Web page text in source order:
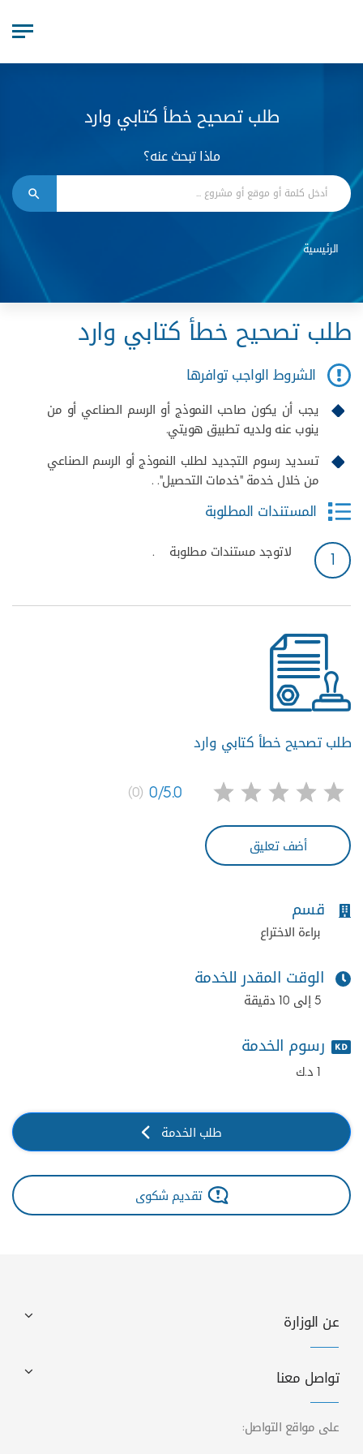
طلب تصحيح خطأ كتابي وارد
ماذا تبحث عنه؟
الرئيسية
طلب تصحيح خطأ كتابي وارد
الشروط الواجب توافرها
يجب أن يكون صاحب النموذج أو الرسم الصناعي أو من
ينوب عنه ولديه تطبيق هويتي.
تسديد رسوم التجديد لطلب النموذج أو الرسم الصناعي
من خلال خدمة "خدمات التحصيل". .
المستندات المطلوبة
1 لاتوجد مستندات مطلوبة .
طلب تصحيح خطأ كتابي وارد
0/5.0
(0)
أضف تعليق
قسم
براءة الاختراع
الوقت المقدر للخدمة
5 إلى 10 دقيقة
رسوم الخدمة
1 د.ك
طلب الخدمة
تقديم شكوى
عن الوزارة
تواصل معنا
على مواقع التواصل: